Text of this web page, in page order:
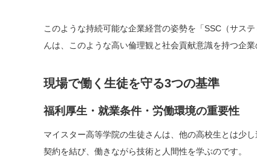
このような持続可能な企業経営の姿勢を「SSC（サス
んは、このような高い倫理観と社会貢献意識を持つ企
現場で働く生徒を守る3つの基準
福利厚生・就業条件・労働環境の重要性
マイスター高等学院の生徒さんは、他の高校生とは少
契約を結び、働きながら技術と人間性を学ぶのです。